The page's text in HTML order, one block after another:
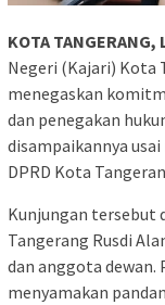
KOTA TANGERANG,
Negeri (Kajari) Kota
menegaskan
dan penegakan
disampaikannya
DPRD Kota
Kunjungan tersebut
Tangerang Rusdi
dan anggota
menyamakan